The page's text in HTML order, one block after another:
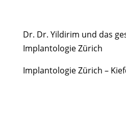
Dr. Dr. Yildirim und das
Implantologie Zürich
Implantologie Zürich –